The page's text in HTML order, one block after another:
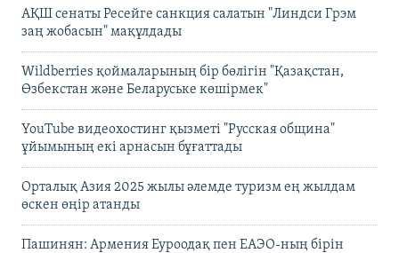
АҚШ сенаты Ресейге санкция салатын "Линдси Грэм
заң жобасын" мақұлдады
Wildberries қоймаларының бір бөлігін "Қазақстан,
Өзбекстан және Беларуське көшірмек"
YouTube видеохостинг қызметі "Русская община"
ұйымының екі арнасын бұғаттады
Орталық Азия 2025 жылы әлемде туризм ең жылдам
өскен өңір атанды
Пашинян: Армения Еуроодақ пен ЕАЭО-ның бірін